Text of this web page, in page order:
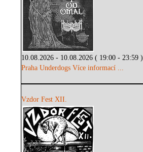
10.08.2026 - 10.08.2026 ( 19:00 - 23:59 )
Praha Underdogs Více informací ...
Vzdor Fest XII.